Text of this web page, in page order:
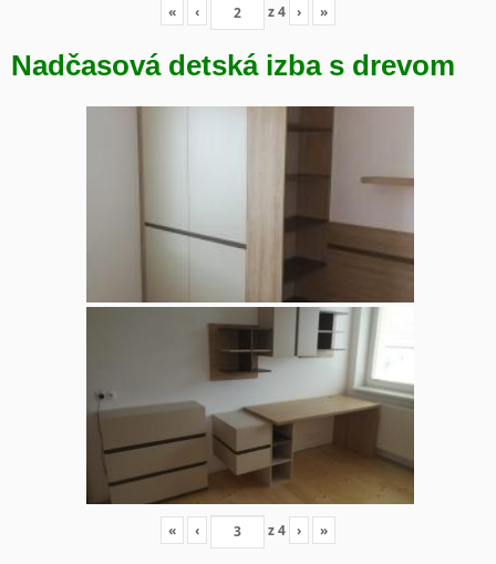
« ‹ z4 › »
Nadčasová detská izba s drevom
« ‹ z4 › »